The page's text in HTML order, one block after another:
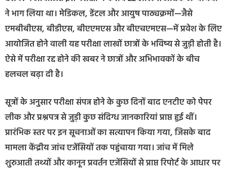
ने भाग लिया था। मेडिकल, डेंटल और आयुष पाठ्यक्रमों—जैसे
एमबीबीएस, बीडीएस, बीएएमएस और बीएचएमएस—में प्रवेश के लिए
आयोजित होने वाली यह परीक्षा लाखों छात्रों के भविष्य से जुड़ी होती है।
ऐसे में परीक्षा रद्द होने की खबर ने छात्रों और अभिभावकों के बीच
हलचल बढ़ा दी है।
सूत्रों के अनुसार परीक्षा संपन्न होने के कुछ दिनों बाद एनटीए को पेपर
लीक और प्रश्नपत्र से जुड़ी कुछ संदिग्ध जानकारियां प्राप्त हुई थीं।
प्रारंभिक स्तर पर इन सूचनाओं का सत्यापन किया गया, जिसके बाद
मामला केंद्रीय जांच एजेंसियों तक पहुंचाया गया। जांच में मिले
शुरुआती तथ्यों और कानून प्रवर्तन एजेंसियों से प्राप्त रिपोर्ट के आधार पर